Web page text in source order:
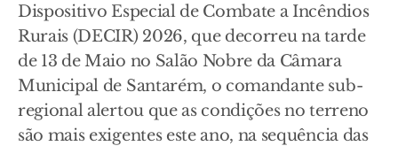
Dispositivo Especial de Combate a Incêndios
Rurais (DECIR) 2026, que decorreu na tarde
de 13 de Maio no Salão Nobre da Câmara
Municipal de Santarém, o comandante sub-
regional alertou que as condições no terreno
são mais exigentes este ano, na sequência das